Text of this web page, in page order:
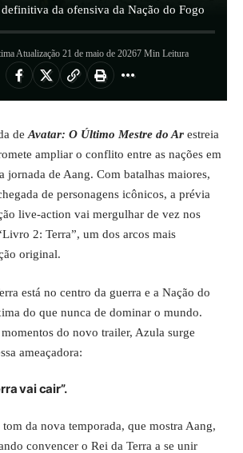
definitiva da ofensiva da Nação do Fogo
Atualização 21 de maio de 20267 Min Leitura
de Avatar: O Último Mestre do Ar estreia
ampliar o conflito entre as nações em
jornada de Aang. Com batalhas maiores,
de personagens icônicos, a prévia
live-action vai mergulhar de vez nos
2: Terra”, um dos arcos mais
original.
está no centro da guerra e a Nação do
do que nunca de dominar o mundo.
do novo trailer, Azula surge
ameaçadora:
vai cair”.
tom da nova temporada, que mostra Aang,
convencer o Rei da Terra a se unir